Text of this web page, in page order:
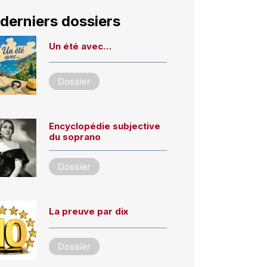
dossiers
Un été avec…
Dossier
Encyclopédie subjective
du soprano
Dossier
La preuve par dix
Dossier